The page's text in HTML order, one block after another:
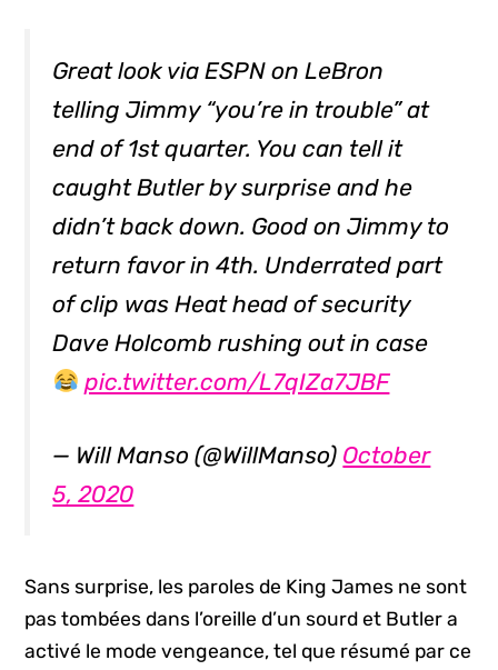
Great look via ESPN on LeBron
telling Jimmy “you’re in trouble” at
end of 1st quarter. You can tell it
caught Butler by surprise and he
didn’t back down. Good on Jimmy to
return favor in 4th. Underrated part
of clip was Heat head of security
Dave Holcomb rushing out in case
pic.twitter.com/L7qIZa7JBF
— Will Manso (@WillManso) October
5, 2020
Sans surprise, les paroles de King James ne sont
pas tombées dans l’oreille d’un sourd et Butler a
activé le mode vengeance, tel que résumé par ce